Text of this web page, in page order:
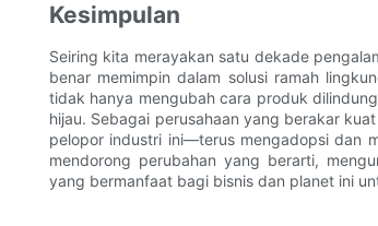
Kesimpulan
Seiring kita merayakan satu dekade
benar memimpin dalam solusi ramah
tidak hanya mengubah cara produk
hijau. Sebagai perusahaan yang berakar
pelopor industri ini—terus mengadopsi dan
mendorong perubahan yang berarti,
yang bermanfaat bagi bisnis dan planet ini